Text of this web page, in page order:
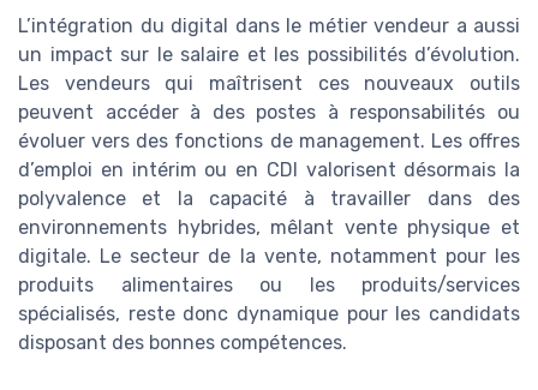
L’intégration du digital dans le métier vendeur a aussi
un impact sur le salaire et les possibilités d’évolution.
Les vendeurs qui maîtrisent ces nouveaux outils
peuvent accéder à des postes à responsabilités ou
évoluer vers des fonctions de management. Les offres
d’emploi en intérim ou en CDI valorisent désormais la
polyvalence et la capacité à travailler dans des
environnements hybrides, mêlant vente physique et
digitale. Le secteur de la vente, notamment pour les
produits alimentaires ou les produits/services
spécialisés, reste donc dynamique pour les candidats
disposant des bonnes compétences.